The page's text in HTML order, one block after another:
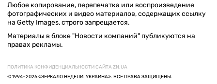
Любое копирование, перепечатка или воспроизведение
фотографических и видео материалов, содержащих ссылку
на Getty Images, строго запрещается.
Материалы в блоке "Новости компаний" публикуются на
правах рекламы.
ПОЛИТИКА КОНФИДЕНЦИАЛЬНОСТИ САЙТА ZN.UA
© 1994–2026 «ЗЕРКАЛО НЕДЕЛИ. УКРАИНА». ВСЕ ПРАВА ЗАЩИЩЕНЫ.